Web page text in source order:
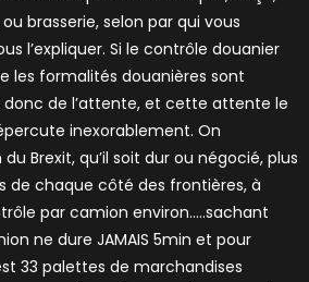
brasserie, selon par qui vous
l’expliquer. Si le contrôle douanier
les formalités douanières sont
donc de l’attente, et cette attente le
inexorablement. On
Brexit, qu’il soit dur ou négocié, plus
de chaque côté des frontières, à
par camion environ…..sachant
ne dure JAMAIS 5min et pour
33 palettes de marchandises